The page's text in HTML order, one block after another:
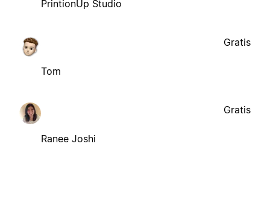
PrintionUp Studio
Tom
Gratis
Ranee Joshi
Gratis